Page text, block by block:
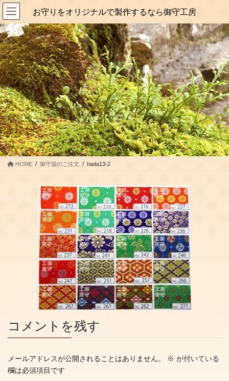
コ
ン
テ
ン
ツ
に
移
動
ナ
ビ
ゲ
ー
シ
ョ
ン
に
移
動
お守りをオリジナルで製作するなら御守工房
HOME 御守袋のご注文 hada13-2
コメントを残す
メールアドレスが公開されることはありません。 ※ が付いている
欄は必須項目です